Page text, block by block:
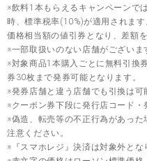
※飲料1本もらえるキャンペーンで
時、標準税率(10%)が適用されま
価格相当額の値引券となり、差額
※一部取扱いのない店舗がございま
※対象商品1本購入ごとに無料引換
券30枚まで発券可能となります。
※発券店舗と違う店舗でも引換は可
※クーポン券下段に発行店コード・
※偽造、転売等の不正行為があっ
注意ください。
※『スマホレジ』決済は対象外とな